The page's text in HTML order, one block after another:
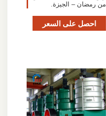
من رمضان – الجيزة.
احصل على السعر